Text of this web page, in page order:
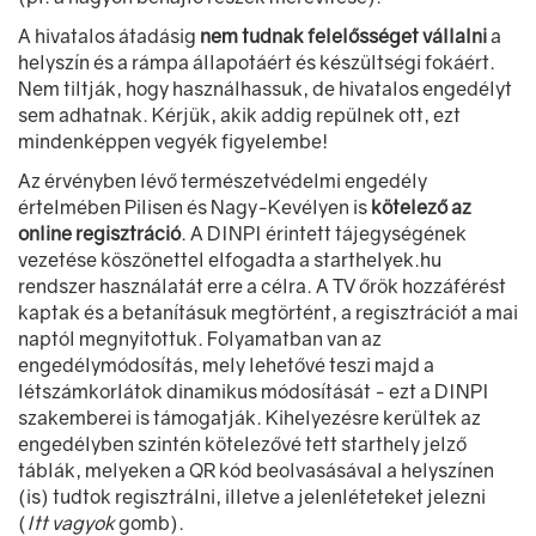
A hivatalos átadásig nem tudnak felelősséget vállalnia
helyszín és a rámpa állapotáért és készültségi fokáért.
Nem tiltják, hogy használhassuk, de hivatalos engedélyt
sem adhatnak. Kérjük, akik addig repülnek ott, ezt
mindenképpen vegyék figyelembe!
Az érvényben lévő természetvédelmi engedély
értelmében Pilisen és Nagy-Kevélyen is kötelező az
online regisztráció. A DINPI érintett tájegységének
vezetése köszönettel elfogadta a starthelyek.hu
rendszer használatát erre a célra. A TV őrök hozzáférést
kaptak és a betanításuk megtörtént, a regisztrációt a mai
naptól megnyitottuk. Folyamatban van az
engedélymódosítás, mely lehetővé teszi majd a
létszámkorlátok dinamikus módosítását - ezt a DINPI
szakemberei is támogatják. Kihelyezésre kerültek az
engedélyben szintén kötelezővé tett starthely jelző
táblák, melyeken a QR kód beolvasásával a helyszínen
(is) tudtok regisztrálni, illetve a jelenléteteket jelezni
(Itt vagyokgomb).